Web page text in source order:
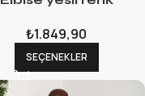
₺1.849,90
SEÇENEKLER